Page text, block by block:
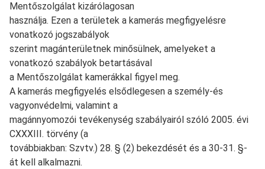
Mentőszolgálat kizárólagosan
használja. Ezen a területek a kamerás megfigyelésre
vonatkozó jogszabályok
szerint magánterületnek minősülnek, amelyeket a
vonatkozó szabályok betartásával
a Mentőszolgálat kamerákkal figyel meg.
A kamerás megfigyelés elsődlegesen a személy-és
vagyonvédelmi, valamint a
magánnyomozói tevékenység szabályairól szóló 2005. évi
CXXXIII. törvény (a
továbbiakban: Szvtv.) 28. § (2) bekezdését és a 30-31. §-
át kell alkalmazni.